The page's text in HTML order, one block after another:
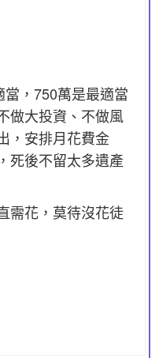
，750萬是最適當
做大投資、不做風
，安排月花費金
死後不留太多遺產
需花，莫待沒花徒